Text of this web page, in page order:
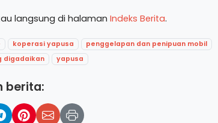
langsung di halaman Indeks Berita.
koperasi yapusa
penggelapan dan penipuan mobil
digadaikan yapusa
berita: